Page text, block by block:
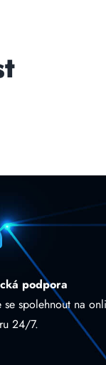
podpora
se spolehnout na
24/7.